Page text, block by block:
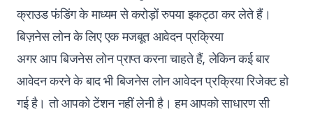
क्राउड फंडिंग के माध्यम से करोड़ों रुपया इकट्ठा कर लेते हैं।
बिज़नेस लोन के लिए एक मजबूत आवेदन प्रक्रिया
अगर आप बिजनेस लोन प्राप्त करना चाहते हैं, लेकिन कई बार
आवेदन करने के बाद भीबिजनेस लोन आवेदनप्रक्रिया रिजेक्ट हो
गई है। तो आपको टेंशन नहीं लेनी है। हम आपको साधारण सी